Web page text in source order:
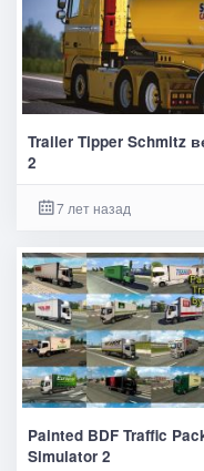
Trailer Tipper Schmitz
2
7 лет назад
Painted BDF Traffic
Simulator 2